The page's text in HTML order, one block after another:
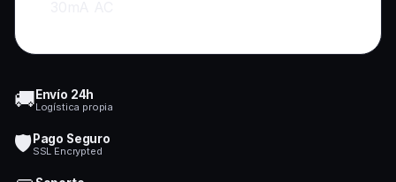
🚚Envío 24h
Logística propia
🛡️Pago Seguro
SSL Encrypted